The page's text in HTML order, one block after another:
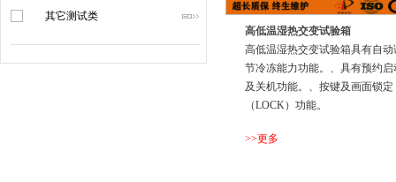
其它测试类
高低温湿热交变试验箱
高低温湿热交变试验箱具有自动
节冷冻能力功能。、具有预约启
及关机功能。、按键及画面锁定
（LOCK）功能。
>>更多